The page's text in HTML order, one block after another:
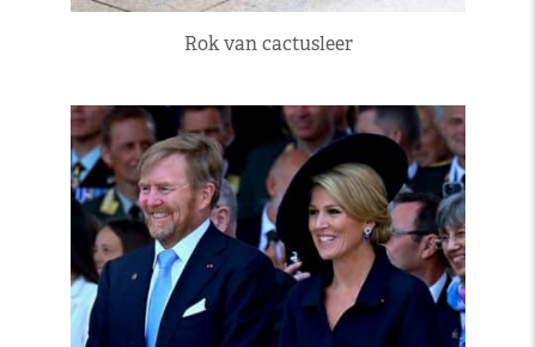
Rok van cactusleer